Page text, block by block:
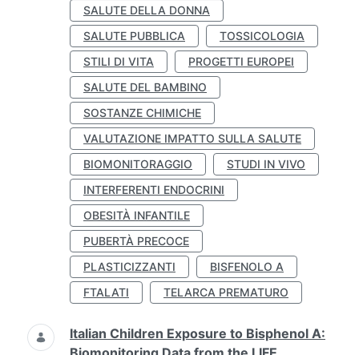
SALUTE DELLA DONNA
SALUTE PUBBLICA
TOSSICOLOGIA
STILI DI VITA
PROGETTI EUROPEI
SALUTE DEL BAMBINO
SOSTANZE CHIMICHE
VALUTAZIONE IMPATTO SULLA SALUTE
BIOMONITORAGGIO
STUDI IN VIVO
INTERFERENTI ENDOCRINI
OBESITÀ INFANTILE
PUBERTÀ PRECOCE
PLASTICIZZANTI
BISFENOLO A
FTALATI
TELARCA PREMATURO
Italian Children Exposure to Bisphenol A: